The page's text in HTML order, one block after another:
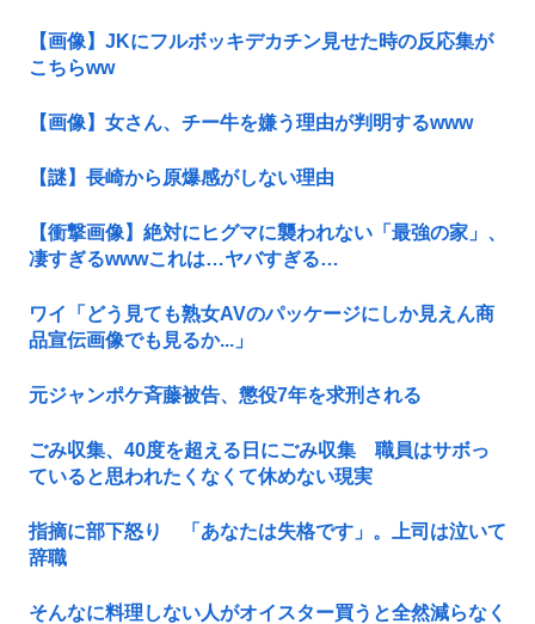
【画像】JKにフルボッキデカチン見せた時の反応集が
こちらww
【画像】女さん、チー牛を嫌う理由が判明するwww
【謎】長崎から原爆感がしない理由
【衝撃画像】絶対にヒグマに襲われない「最強の家」、
凄すぎるwwwこれは…ヤバすぎる…
ワイ「どう見ても熟女AVのパッケージにしか見えん商
品宣伝画像でも見るか...」
元ジャンポケ斉藤被告、懲役7年を求刑される
ごみ収集、40度を超える日にごみ収集 職員はサボっ
ていると思われたくなくて休めない現実
指摘に部下怒り 「あなたは失格です」。上司は泣いて
辞職
そんなに料理しない人がオイスター買うと全然減らなく